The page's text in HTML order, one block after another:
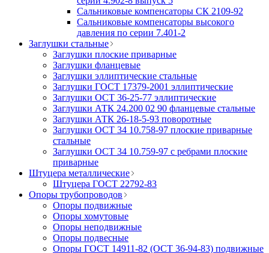
Сальниковые компенсаторы СК 2109-92
Сальниковые компенсаторы высокого
давления по серии 7.401-2
Заглушки стальные
Заглушки плоские приварные
Заглушки фланцевые
Заглушки эллиптические стальные
Заглушки ГОСТ 17379-2001 эллиптические
Заглушки ОСТ 36-25-77 эллиптические
Заглушки АТК 24.200 02 90 фланцевые стальные
Заглушки АТК 26-18-5-93 поворотные
Заглушки ОСТ 34 10.758-97 плоские приварные
стальные
Заглушки ОСТ 34 10.759-97 с ребрами плоские
приварные
Штуцера металлические
Штуцера ГОСТ 22792-83
Опоры трубопроводов
Опоры подвижные
Опоры хомутовые
Опоры неподвижные
Опоры подвесные
Опоры ГОСТ 14911-82 (ОСТ 36-94-83) подвижные